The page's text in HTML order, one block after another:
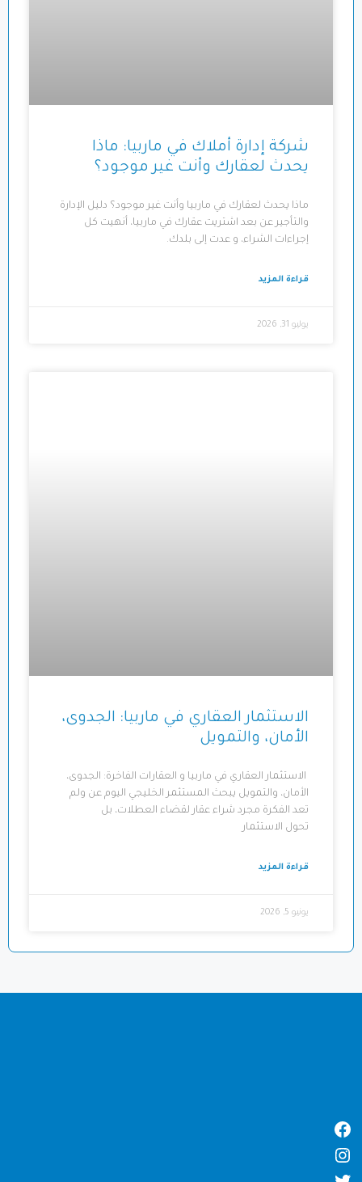
شركة إدارة أملاك في ماربيا: ماذا
يحدث لعقارك وأنت غير موجود؟
ماذا يحدث لعقارك في ماربيا وأنت غير موجود؟ دليل الإدارة
والتأجير عن بعد اشتريت عقارك في ماربيا، أنهيت كل
إجراءات الشراء، و عدت إلى بلدك.
قراءة المزيد
يوليو 31, 2026
الاستثمار العقاري في ماربيا: الجدوى،
الأمان، والتمويل
الاستثمار العقاري في ماربيا و العقارات الفاخرة: الجدوى،
الأمان، والتمويل يبحث المستثمر الخليجي اليوم عن ولم
تعد الفكرة مجرد شراء عقار لقضاء العطلات، بل
تحول الاستثمار
قراءة المزيد
يونيو 5, 2026